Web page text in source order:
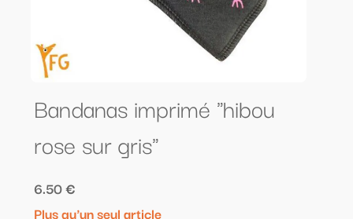
Bandanas imprimé "hibou
rose sur gris"
6.50 €
Plus qu'un seul article